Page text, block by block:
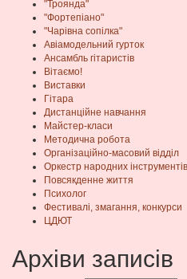
"Троянда"
"Фортепіано"
"Чарівна сопілка"
Авіамодельний гурток
Ансамбль гітаристів
Вітаємо!
Виставки
Гітара
Дистанційне навчання
Майстер-класи
Методична робота
Організаційно-масовий відділ
Оркестр народних інструментів
Повсякденне життя
Психолог
Фестивалі, змагання, конкурси
ЦДЮТ
Архіви записів